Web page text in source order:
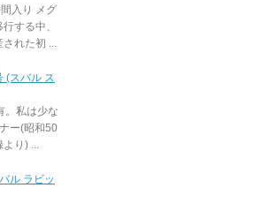
入り メグ
する中、
された初 ...
(スバル ス
。私は少な
ー(昭和50
より) ...
ル ラビッ